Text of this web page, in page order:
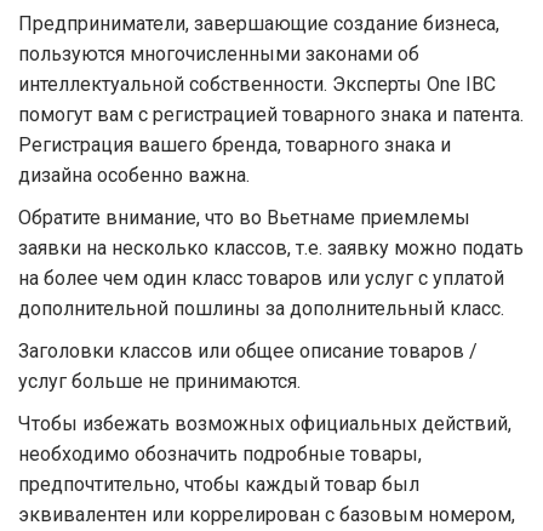
Предприниматели, завершающие создание бизнеса,
пользуются многочисленными законами об
интеллектуальной собственности. Эксперты One IBC
помогут вам с регистрацией товарного знака и патента.
Регистрация вашего бренда, товарного знака и
дизайна особенно важна.
Обратите внимание, что во Вьетнаме приемлемы
заявки на несколько классов, т.е. заявку можно подать
на более чем один класс товаров или услуг с уплатой
дополнительной пошлины за дополнительный класс.
Заголовки классов или общее описание товаров /
услуг больше не принимаются.
Чтобы избежать возможных официальных действий,
необходимо обозначить подробные товары,
предпочтительно, чтобы каждый товар был
эквивалентен или коррелирован с базовым номером,